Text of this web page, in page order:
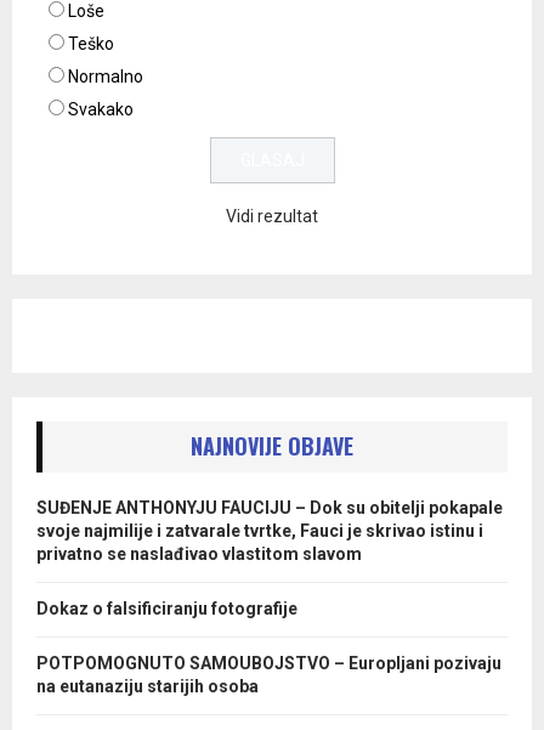
Loše
Teško
Normalno
Svakako
Vidi rezultat
NAJNOVIJE OBJAVE
SUĐENJE ANTHONYJU FAUCIJU – Dok su obitelji pokapale
svoje najmilije i zatvarale tvrtke, Fauci je skrivao istinu i
privatno se naslađivao vlastitom slavom
Dokaz o falsificiranju fotografije
POTPOMOGNUTO SAMOUBOJSTVO – Europljani pozivaju
na eutanaziju starijih osoba